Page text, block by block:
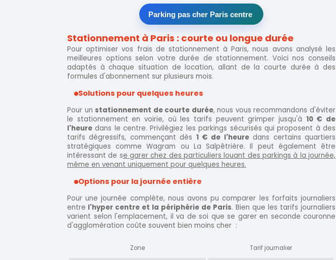
Parking pas cher Paris centre
Stationnement à Paris : courte ou longue durée
Pour optimiser vos frais de stationnement à Paris, nous avons analysé les
meilleures options selon votre durée de stationnement. Voici nos conseils
adaptés à chaque situation de location, allant de la courte durée à des
formules d'abonnement sur plusieurs mois.
Solutions pour quelques heures
Pour un stationnement de courte durée, nous vous recommandons d'éviter
le stationnement en voirie, où les tarifs peuvent grimper jusqu'à 10 € de
l'heure dans le centre. Privilégiez les parkings sécurisés qui proposent à des
tarifs dégressifs, commençant dès 1 € de l'heuredans certains quartiers
stratégiques comme Wagram ou La Salpêtrière. Il peut également être
intéressant de se garer chez des particuliers louant des parkings à la journée,
même en venant uniquement pour quelques heures.
Options pour la journée entière
Pour une journée complète, nous avons pu comparer les forfaits journaliers
entre l'hyper centre et la périphérie de Paris. Bien que les tarifs journaliers
varient selon l'emplacement, il va de soi que se garer en seconde couronne
d'agglomération coûte souvent bien moins cher :
Zone Tarif journalier